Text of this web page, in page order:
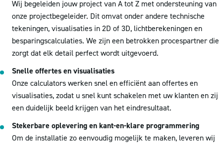
Wij begeleiden jouw project van A tot Z met ondersteuning van
onze projectbegeleider. Dit omvat onder andere technische
tekeningen, visualisaties in 2D of 3D, lichtberekeningen en
besparingscalculaties. We zijn een betrokken procespartner die
zorgt dat elk detail perfect wordt uitgevoerd.
Snelle offertes en visualisaties
Onze calculators werken snel en efficiënt aan offertes en
visualisaties, zodat u snel kunt schakelen met uw klanten en zij
een duidelijk beeld krijgen van het eindresultaat.
Stekerbare oplevering en kant-en-klare programmering
Om de installatie zo eenvoudig mogelijk te maken, leveren wij